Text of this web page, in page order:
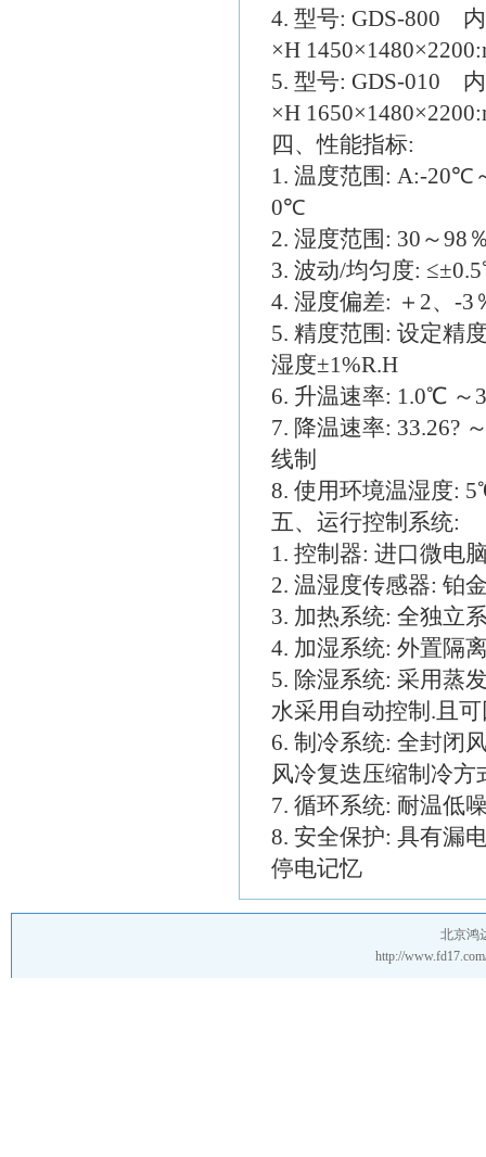
4. 型号: GDS-800
×H
5. 型号: GDS-010
×H
四、性能指标:
1. 温度范围: A:-
0℃
2. 湿度范围: 30～98
3. 波动/均匀度:
4. 湿度偏差: ＋2、-3
5. 精度范围: 设定精
湿度±1%R.H
6. 升温速率: 1.0℃ ～
7. 降温速率: 33.26?
线制
8. 使用环境温湿度:
五、运行控制系统:
1. 控制器: 进口微电
2. 温湿度传感器: 铂
3. 加热系统: 全独立
4. 加湿系统: 外置隔
5. 除湿系统: 采用蒸
水采用自动控制.且
6. 制冷系统: 全封闭
风冷复迭压缩制冷方
7. 循环系统: 耐温低
8. 安全保护: 具有漏
停电记忆
北京鸿
http://